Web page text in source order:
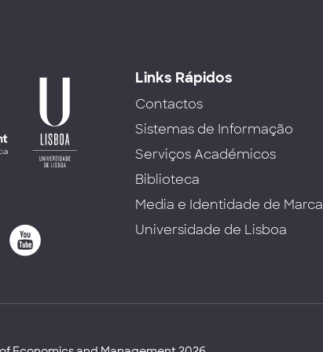
Links Rápidos
Contactos
Sistemas de Informação
Serviços Académicos
Biblioteca
Media e Identidade de Marca
Universidade de Lisboa